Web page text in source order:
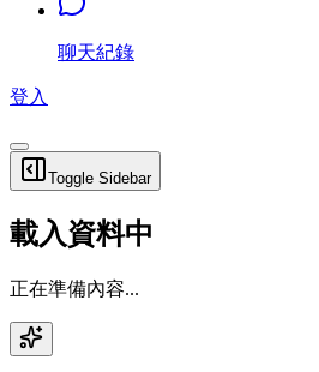
聊天紀錄
登入
Toggle Sidebar
載入資料中
正在準備內容...